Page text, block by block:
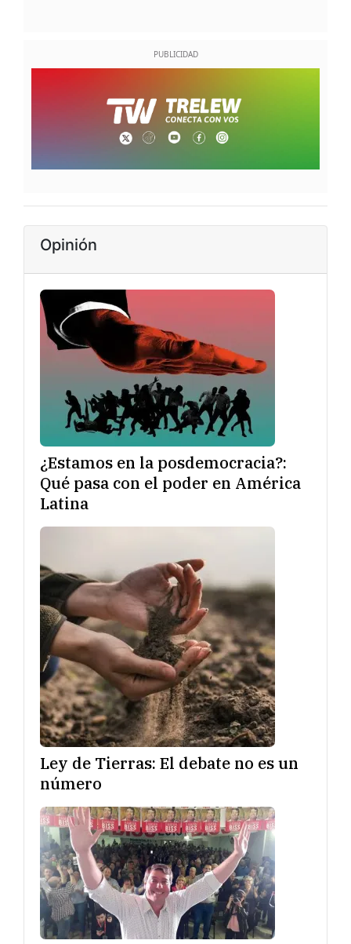
Opinión
¿Estamos en la posdemocracia?:
Qué pasa con el poder en América
Latina
Ley de Tierras: El debate no es un
número